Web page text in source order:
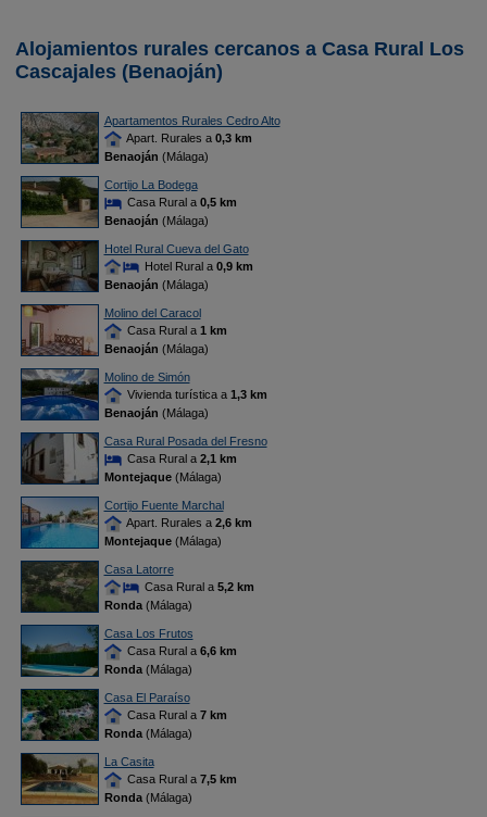
Alojamientos rurales cercanos a Casa Rural Los
Cascajales (Benaoján)
Apartamentos Rurales Cedro Alto
Apart. Rurales a 0,3 km
Benaoján (Málaga)
Cortijo La Bodega
Casa Rural a 0,5 km
Benaoján (Málaga)
Hotel Rural Cueva del Gato
Hotel Rural a 0,9 km
Benaoján (Málaga)
Molino del Caracol
Casa Rural a 1 km
Benaoján (Málaga)
Molino de Simón
Vivienda turística a 1,3 km
Benaoján (Málaga)
Casa Rural Posada del Fresno
Casa Rural a 2,1 km
Montejaque(Málaga)
Cortijo Fuente Marchal
Apart. Rurales a 2,6 km
Montejaque(Málaga)
Casa Latorre
Casa Rural a 5,2 km
Ronda(Málaga)
Casa Los Frutos
Casa Rural a 6,6 km
Ronda(Málaga)
Casa El Paraíso
Casa Rural a 7 km
Ronda(Málaga)
La Casita
Casa Rural a 7,5 km
Ronda(Málaga)